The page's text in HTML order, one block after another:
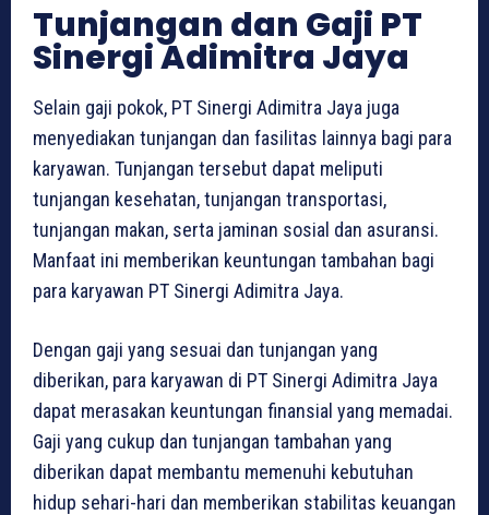
Tunjangan dan Gaji PT
Sinergi Adimitra Jaya
Selain gaji pokok, PT Sinergi Adimitra Jaya juga
menyediakan tunjangan dan fasilitas lainnya bagi para
karyawan. Tunjangan tersebut dapat meliputi
tunjangan kesehatan, tunjangan transportasi,
tunjangan makan, serta jaminan sosial dan asuransi.
Manfaat ini memberikan keuntungan tambahan bagi
para karyawan PT Sinergi Adimitra Jaya.
Dengan gaji yang sesuai dan tunjangan yang
diberikan, para karyawan di PT Sinergi Adimitra Jaya
dapat merasakan keuntungan finansial yang memadai.
Gaji yang cukup dan tunjangan tambahan yang
diberikan dapat membantu memenuhi kebutuhan
hidup sehari-hari dan memberikan stabilitas keuangan